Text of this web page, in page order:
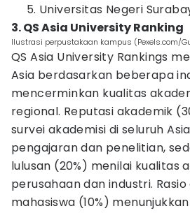
Universitas Negeri
3. QS Asia University Ranking
Ilustrasi perpustakaan kampus (Pexels.com/
QS Asia University Rankings
Asia berdasarkan beberapa
mencerminkan kualitas
regional. Reputasi akademik
survei akademisi di seluruh
pengajaran dan penelitian,
lulusan (20%) menilai kualitas
perusahaan dan industri.
mahasiswa (10%)